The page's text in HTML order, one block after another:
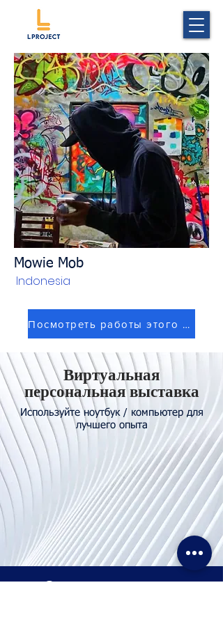
Mowie Mob
Indonesia
Посмотреть работы этого художника
Виртуальная
персональная выставка
Используйте ноутбук / компьютер для
лучшего опыта
Свяжитесь с нами